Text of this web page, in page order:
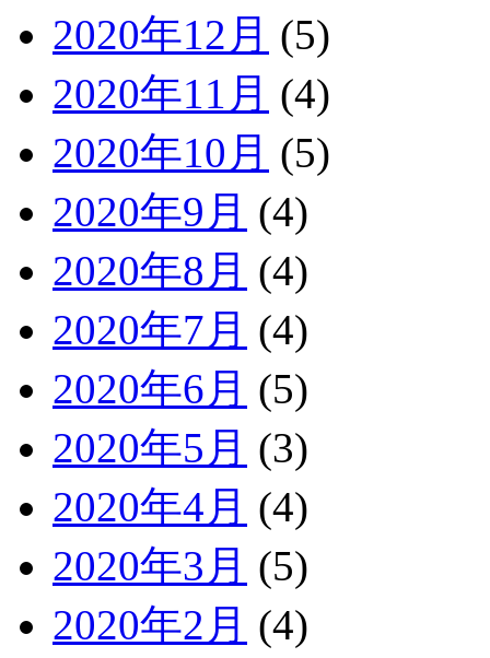
2020年12月 (5)
2020年11月 (4)
2020年10月 (5)
2020年9月 (4)
2020年8月 (4)
2020年7月 (4)
2020年6月 (5)
2020年5月 (3)
2020年4月 (4)
2020年3月 (5)
2020年2月 (4)